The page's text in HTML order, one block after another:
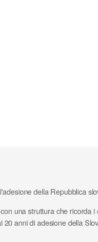
della Repubblica
una struttura che ricorda
anni di adesione della